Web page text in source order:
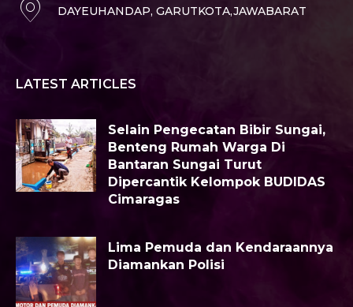
DAYEUHANDAP, GARUTKOTA,JAWABARAT
LATEST ARTICLES
Selain Pengecatan Bibir Sungai,
Benteng Rumah Warga Di
Bantaran Sungai Turut
Dipercantik Kelompok BUDIDAS
Cimaragas
Lima Pemuda dan Kendaraannya
Diamankan Polisi